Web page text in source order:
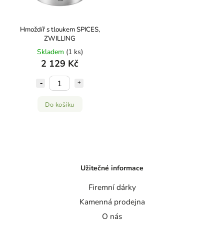
Hmoždíř s tloukem SPICES,
ZWILLING
Skladem (1 ks)
2 129 Kč
Do košíku
Užitečné informace
Firemní dárky
Kamenná prodejna
O nás